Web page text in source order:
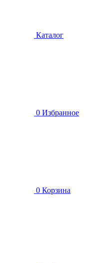
Каталог
0 Избранное
0 Корзина